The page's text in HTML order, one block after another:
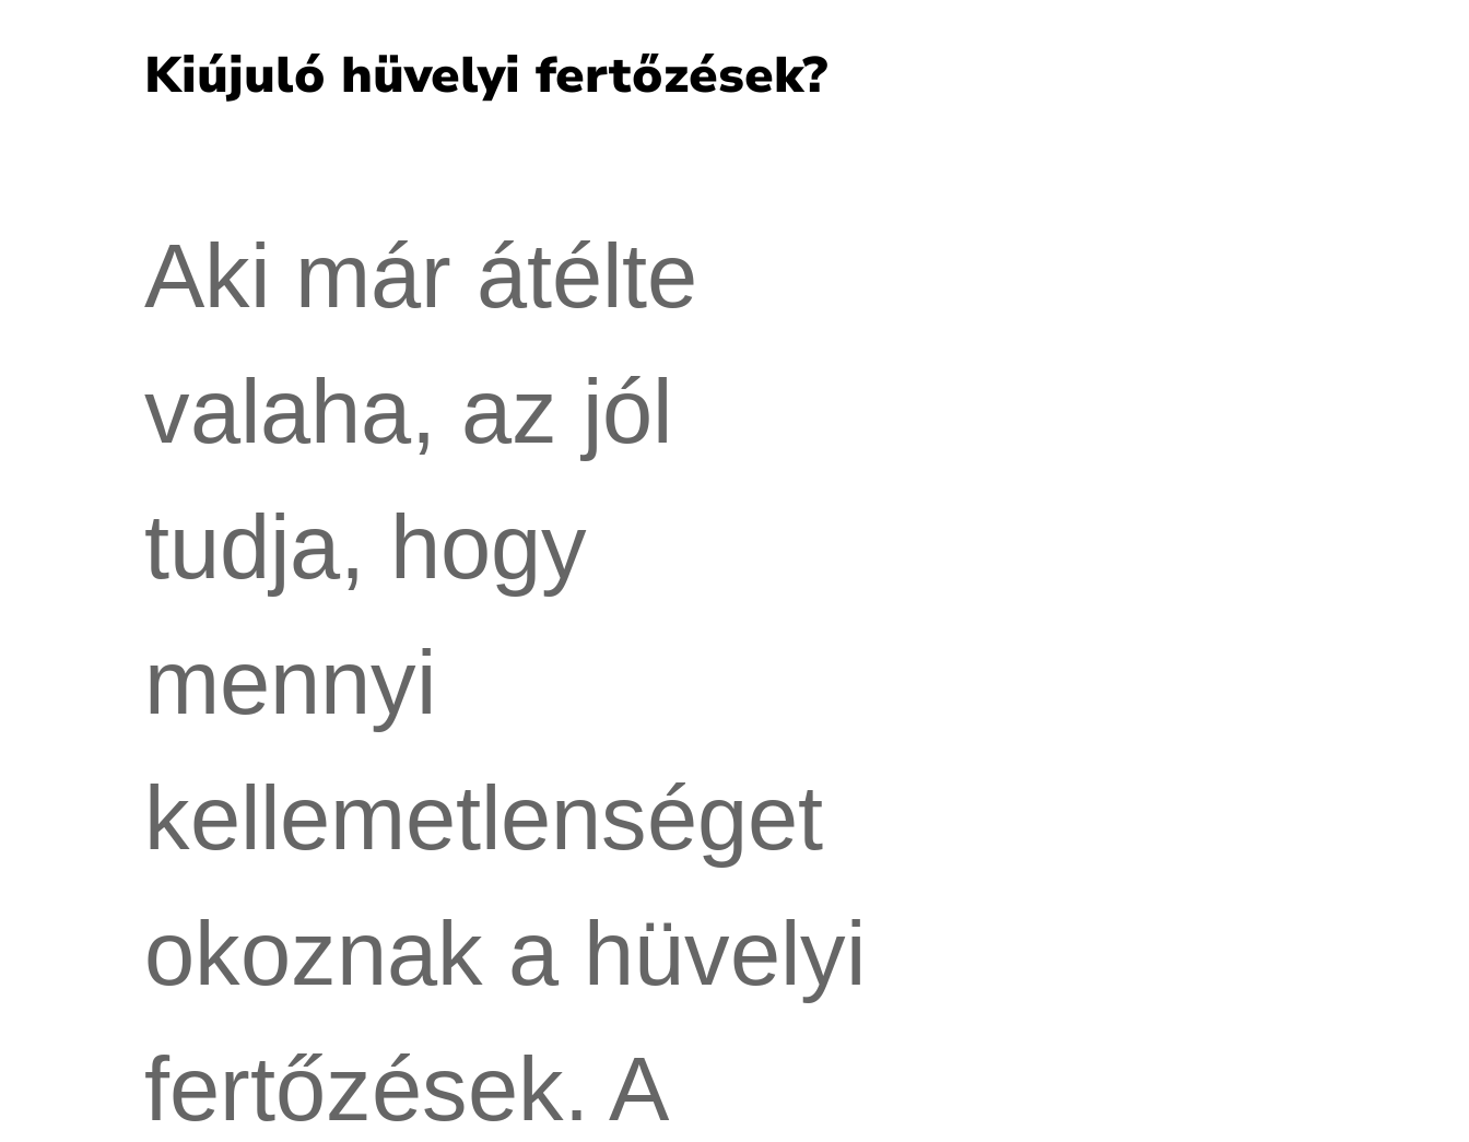
Kiújuló hüvelyi fertőzések?
Aki már átélte
valaha, az jól
tudja, hogy
mennyi
kellemetlenséget
okoznak a hüvelyi
fertőzések. A